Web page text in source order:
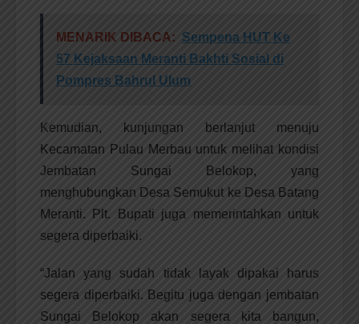
MENARIK DIBACA: Sempena HUT Ke
57 Kejaksaan Meranti Bakhti Sosial di
Pompres Bahrul Ulum
Kemudian, kunjungan berlanjut menuju
Kecamatan Pulau Merbau untuk melihat kondisi
Jembatan Sungai Belokop, yang
menghubungkan Desa Semukut ke Desa Batang
Meranti. Plt. Bupati juga memerintahkan untuk
segera diperbaiki.
“Jalan yang sudah tidak layak dipakai harus
segera diperbaiki. Begitu juga dengan jembatan
Sungai Belokop akan segera kita bangun,